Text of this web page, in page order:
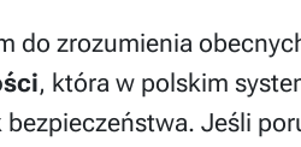
do zrozumienia
, która w polskim
bezpieczeństwa. Jeśli